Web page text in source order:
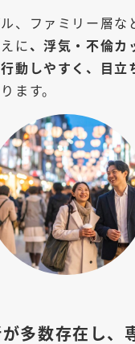
、ファミリー層な
に、浮気・不倫カ
動しやすく、目立
ます。
多数存在し、